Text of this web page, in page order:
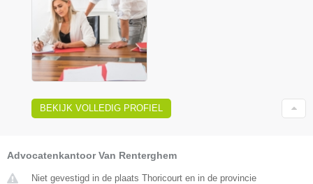
BEKIJK VOLLEDIG PROFIEL
Advocatenkantoor Van Renterghem
Niet gevestigd in de plaats Thoricourt en in de provincie